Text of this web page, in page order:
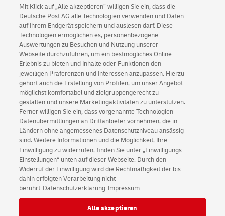
Keine News mehr verpassen!
Für den Shop-Newsletter anmelden und
Willkommensgutschein für eine Bestellung sichern.
Jetzt anmelden und Rabatt sichern
Kundenservice
Warnung vor gefälschtenE-Mails
Impressum Rechtliche Hinweise
Datenschutz
Mit Klick auf „Alle akzeptieren” willigen Sie ein, dass die
Deutsche Post AG alle Technologien verwenden und Daten
auf Ihrem Endgerät speichern und auslesen darf. Diese
Technologien ermöglichen es, personenbezogene
Auswertungen zu Besuchen und Nutzung unserer
Webseite durchzuführen, um ein bestmögliches Online-
Erlebnis zu bieten und Inhalte oder Funktionen den
jeweiligen Präferenzen und Interessen anzupassen. Hierzu
gehört auch die Erstellung von Profilen, um unser Angebot
möglichst komfortabel und zielgruppengerecht zu
gestalten und unsere Marketingaktivitäten zu unterstützen.
Ferner willigen Sie ein, dass vorgenannte Technologien
Datenübermittlungen an Drittanbieter vornehmen, die in
Ländern ohne angemessenes Datenschutzniveau ansässig
sind. Weitere Informationen und die Möglichkeit, Ihre
Einwilligung zu widerrufen, finden Sie unter „Einwilligungs-
Einstellungen“ unten auf dieser Webseite. Durch den
Widerruf der Einwilligung wird die Rechtmäßigkeit der bis
dahin erfolgten Verarbeitung nicht
berührt Datenschutzerklärung Impressum
Alle akzeptieren